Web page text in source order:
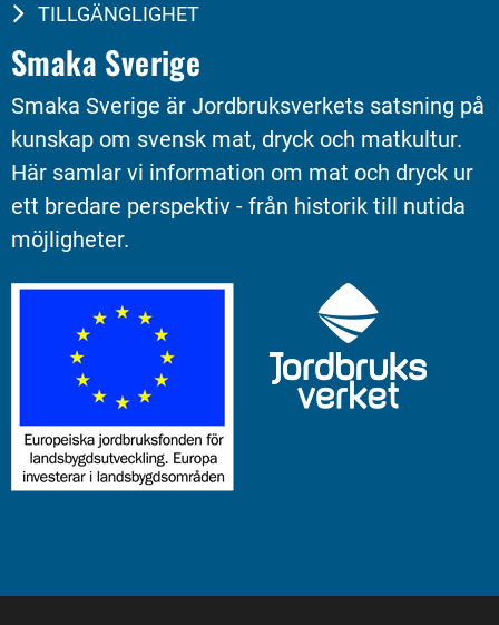
TILLGÄNGLIGHET
Smaka Sverige
Smaka Sverige är Jordbruksverkets satsning på
kunskap om svensk mat, dryck och matkultur.
Här samlar vi information om mat och dryck ur
ett bredare perspektiv - från historik till nutida
möjligheter.